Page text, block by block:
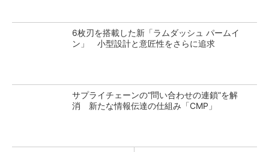
6枚刃を搭載した新「ラムダッシュ パームイ
ン」 小型設計と意匠性をさらに追求
サプライチェーンの“問い合わせの連鎖”を解
消 新たな情報伝達の仕組み「CMP」